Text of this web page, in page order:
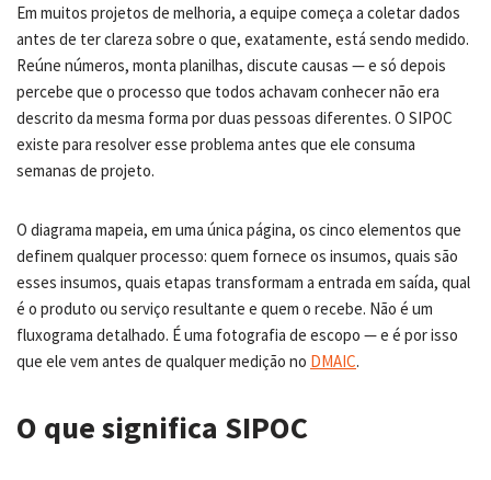
Em muitos projetos de melhoria, a equipe começa a coletar dados
antes de ter clareza sobre o que, exatamente, está sendo medido.
Reúne números, monta planilhas, discute causas — e só depois
percebe que o processo que todos achavam conhecer não era
descrito da mesma forma por duas pessoas diferentes. O SIPOC
existe para resolver esse problema antes que ele consuma
semanas de projeto.
O diagrama mapeia, em uma única página, os cinco elementos que
definem qualquer processo: quem fornece os insumos, quais são
esses insumos, quais etapas transformam a entrada em saída, qual
é o produto ou serviço resultante e quem o recebe. Não é um
fluxograma detalhado. É uma fotografia de escopo — e é por isso
que ele vem antes de qualquer medição no DMAIC.
O que significa SIPOC